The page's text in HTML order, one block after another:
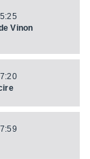
Vinon